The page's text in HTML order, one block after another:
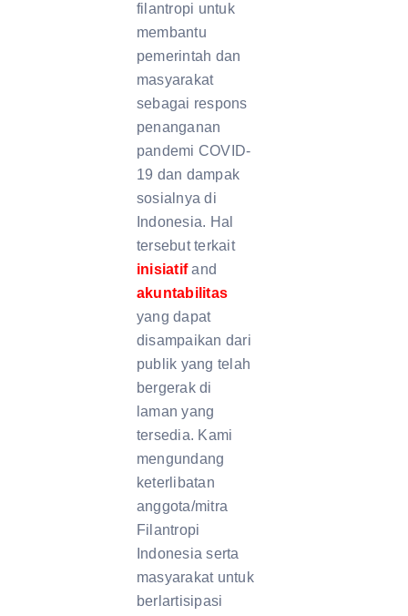
filantropi untuk
membantu
pemerintah dan
masyarakat
sebagai respons
penanganan
pandemi COVID-
19 dan dampak
sosialnya di
Indonesia. Hal
tersebut terkait
inisiatifand
akuntabilitas
yang dapat
disampaikan dari
publik yang telah
bergerak di
laman yang
tersedia. Kami
mengundang
keterlibatan
anggota/mitra
Filantropi
Indonesia serta
masyarakat untuk
berlartisipasi